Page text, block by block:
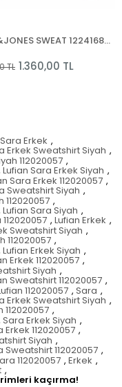
JACK&JONES SWEAT 12241687 HOOD NOOS
TL
Erkek ,
Erkek Sweatshirt Siyah ,
112020057 ,
Lufian Sara Erkek Siyah ,
Sara Erkek 112020057 ,
Sweatshirt Siyah ,
,
Lufian Sara Siyah ,
, Lufian Erkek ,
Sweatshirt Siyah ,
112020057 ,
Lufian Erkek Siyah ,
Erkek 112020057 ,
Siyah ,
Sweatshirt 112020057 ,
112020057 , Sara ,
Erkek Sweatshirt Siyah ,
,
Sara Erkek Siyah ,
Erkek 112020057 ,
Siyah ,
Sweatshirt 112020057 ,
112020057 , Erkek ,
,
kaçırma!